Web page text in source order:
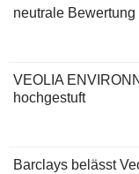
neutrale Bewertung
VEOLIA
hochgestuft
Barclays belässt